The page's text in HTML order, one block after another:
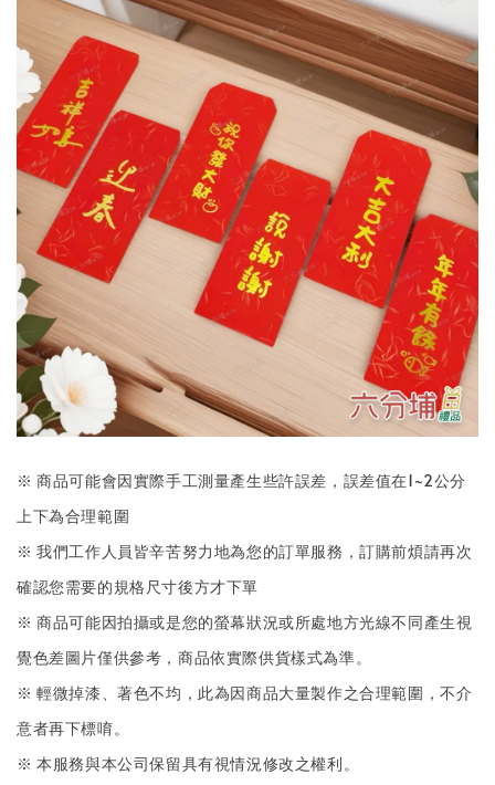
※ 商品可能會因實際手工測量產生些許誤差，誤差值在1~2公分
上下為合理範圍
※ 我們工作人員皆辛苦努力地為您的訂單服務，訂購前煩請再次
確認您需要的規格尺寸後方才下單
※ 商品可能因拍攝或是您的螢幕狀況或所處地方光線不同產生視
覺色差圖片僅供參考，商品依實際供貨樣式為準。
※ 輕微掉漆、著色不均，此為因商品大量製作之合理範圍，不介
意者再下標唷。
※ 本服務與本公司保留具有視情況修改之權利。